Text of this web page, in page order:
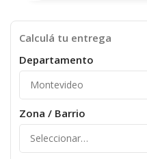
Calculá tu entrega
Departamento
Zona / Barrio